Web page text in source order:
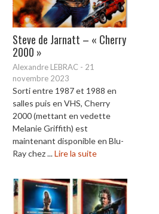
Steve de Jarnatt – « Cherry
2000 »
Alexandre LEBRAC - 21
novembre 2023
Sorti entre 1987 et 1988 en
salles puis en VHS, Cherry
2000 (mettant en vedette
Melanie Griffith) est
maintenant disponible en Blu-
Ray chez ...Lire la suite